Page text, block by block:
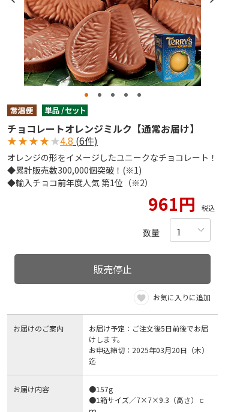
チョコレートオレンジミルク【通常お届け】
★★★★★4.8 (6件)
オレンジの形をイメージしたユニークなチョコレート！
◆累計販売数300,000個突破！(※1)
◆輸入チョコ前年度人気 第1位（※2）
961円 税込
数量
販売停止
お気に入りに追加
お届けのご案内
お届け予定：ご注文後5日前後でお届
けします。
お申込締切：2025年03月20日（木）
迄
お届け内容
●157g
●1箱サイズ／7×7×9.3（高さ）ｃ